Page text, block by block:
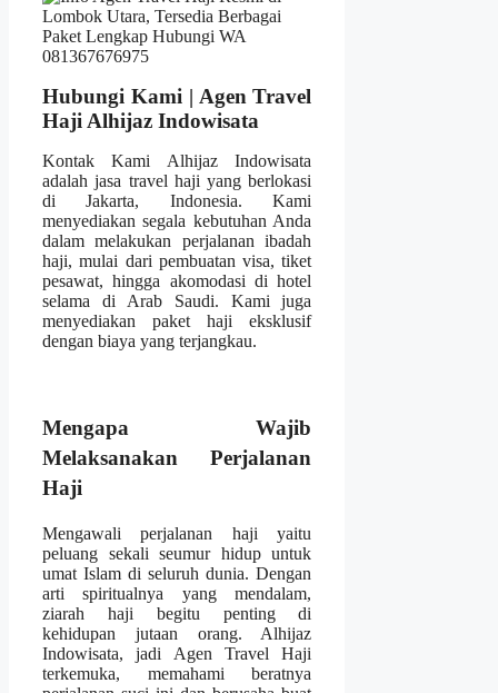
Hubungi Kami | Agen Travel
Haji Alhijaz Indowisata
Kontak Kami Alhijaz Indowisata
adalah jasa travel haji yang berlokasi
di Jakarta, Indonesia. Kami
menyediakan segala kebutuhan Anda
dalam melakukan perjalanan ibadah
haji, mulai dari pembuatan visa, tiket
pesawat, hingga akomodasi di hotel
selama di Arab Saudi. Kami juga
menyediakan paket haji eksklusif
dengan biaya yang terjangkau.
Mengapa Wajib
Melaksanakan Perjalanan
Haji
Mengawali perjalanan haji yaitu
peluang sekali seumur hidup untuk
umat Islam di seluruh dunia. Dengan
arti spiritualnya yang mendalam,
ziarah haji begitu penting di
kehidupan jutaan orang. Alhijaz
Indowisata, jadi Agen Travel Haji
terkemuka, memahami beratnya